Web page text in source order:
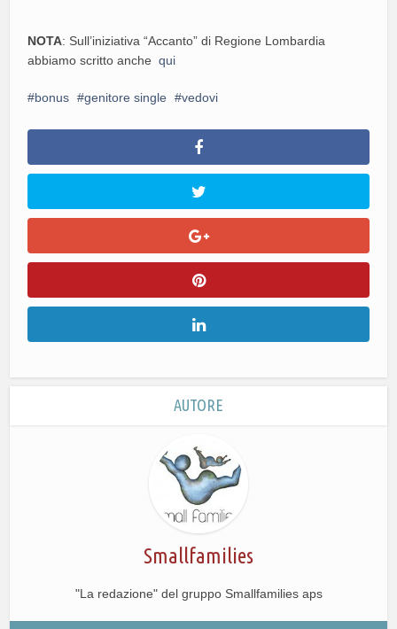
NOTA: Sull’iniziativa “Accanto” di Regione Lombardia
abbiamo scritto anchequi
bonus genitore single vedovi
AUTORE
Smallfamilies
"La redazione" del gruppo Smallfamilies aps